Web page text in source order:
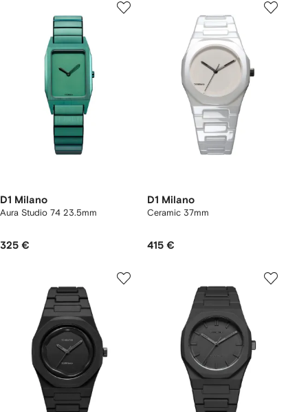
D1 Milano
Aura Studio 74 23.5mm
325 €
D1 Milano
Ceramic 37mm
415 €